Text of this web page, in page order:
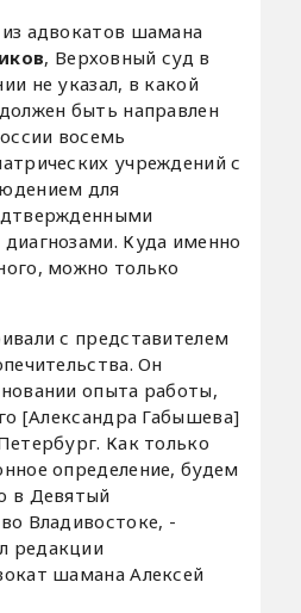
адвокатов шамана
, Верховный суд в
не указал, в какой
быть направлен
восемь
учреждений с
для
Куда именно
можно только
с представителем
Он
опыта работы,
[Александра Габышева]
Как только
определение, будем
в Девятый
Владивостоке, -
редакции
шамана Алексей